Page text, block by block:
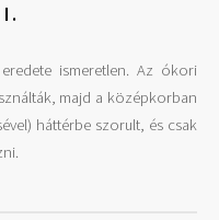
I.
ismeretlen. Az ókori
majd a középkorban
háttérbe szorult, és csak